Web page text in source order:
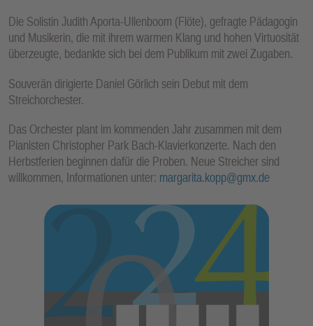
Die Solistin Judith Aporta-Ullenboom (Flöte), gefragte Pädagogin
und Musikerin, die mit ihrem warmen Klang und hohen Virtuosität
überzeugte, bedankte sich bei dem Publikum mit zwei Zugaben.
Souverän dirigierte Daniel Görlich sein Debut mit dem
Streichorchester.
Das Orchester plant im kommenden Jahr zusammen mit dem
Pianisten Christopher Park Bach-Klavierkonzerte. Nach den
Herbstferien beginnen dafür die Proben. Neue Streicher sind
willkommen, Informationen unter: margarita.kopp@gmx.de